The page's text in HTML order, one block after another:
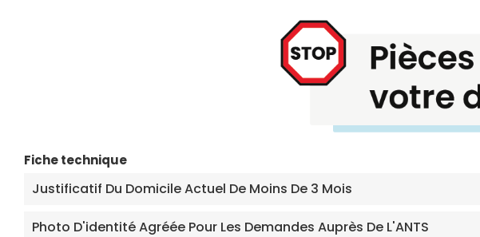
Fiche technique
Justificatif Du Domicile Actuel De Moins De 3 Mois
Photo D'identité Agréée Pour Les Demandes Auprès De L'ANTS